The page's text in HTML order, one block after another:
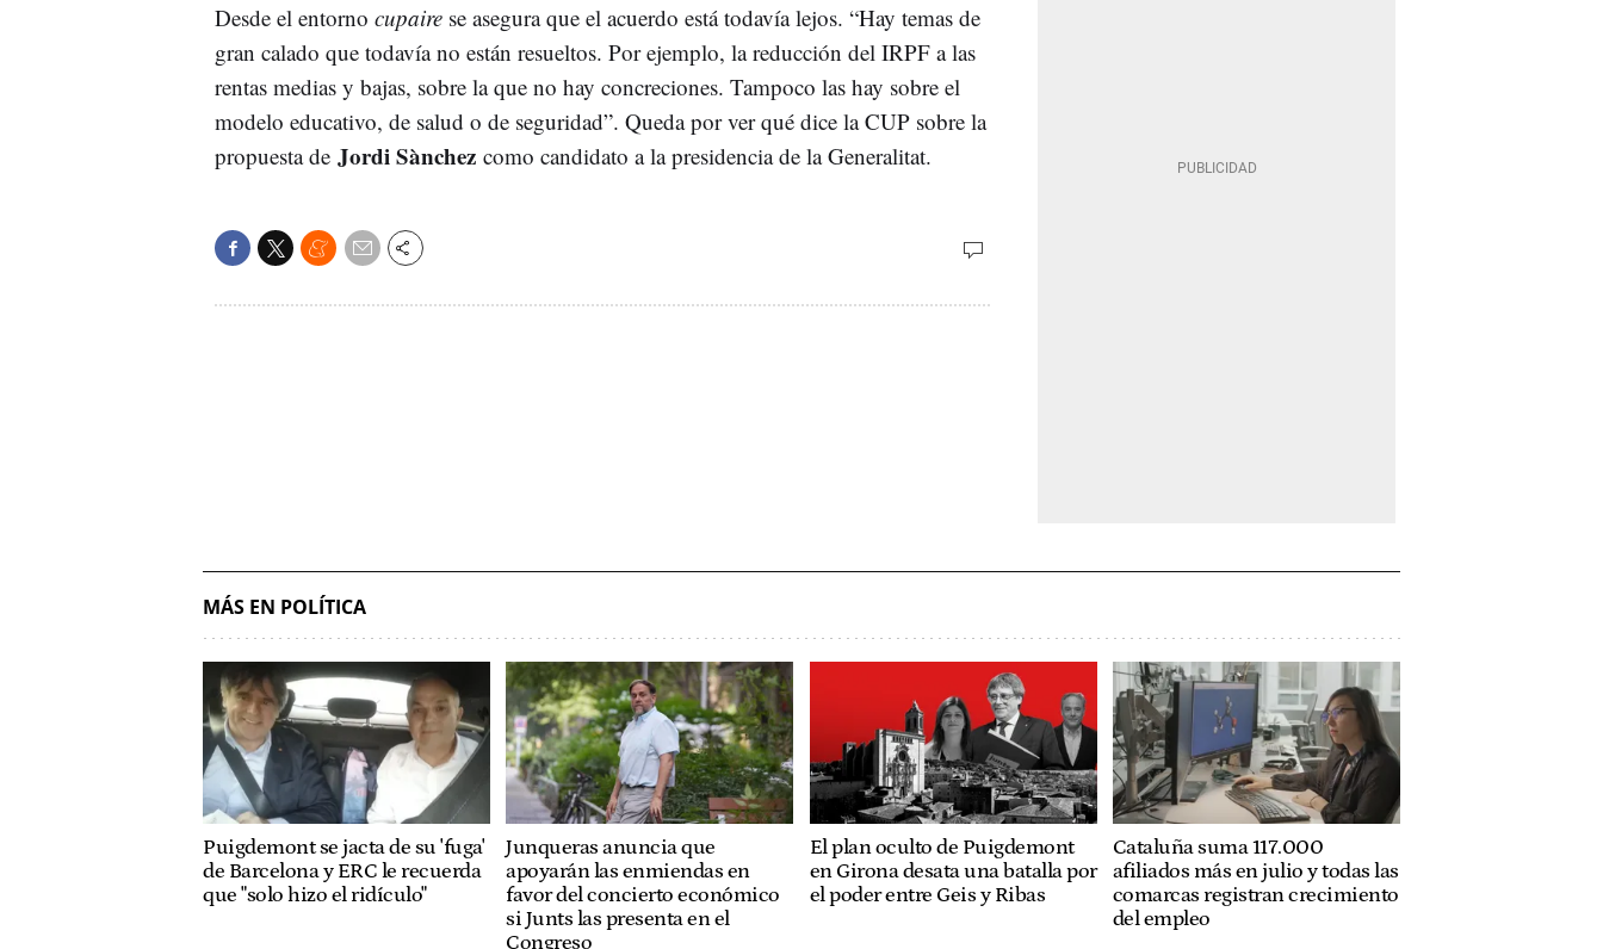
Desde el entorno cupaire se asegura que el acuerdo está todavía lejos. “Hay temas de
gran calado que todavía no están resueltos. Por ejemplo, la reducción del IRPF a las
rentas medias y bajas, sobre la que no hay concreciones. Tampoco las hay sobre el
modelo educativo, de salud o de seguridad”. Queda por ver qué dice la CUP sobre la
propuesta de Jordi Sànchez como candidato a la presidencia de la Generalitat.
MÁS EN POLÍTICA
Puigdemont se jacta de su 'fuga'
de Barcelona y ERC le recuerda
que "solo hizo el ridículo"
Junqueras anuncia que
apoyarán las enmiendas en
favor del concierto económico
si Junts las presenta en el
Congreso
El plan oculto de Puigdemont
en Girona desata una batalla por
el poder entre Geis y Ribas
Cataluña suma 117.000
afiliados más en julio y todas las
comarcas registran crecimiento
del empleo